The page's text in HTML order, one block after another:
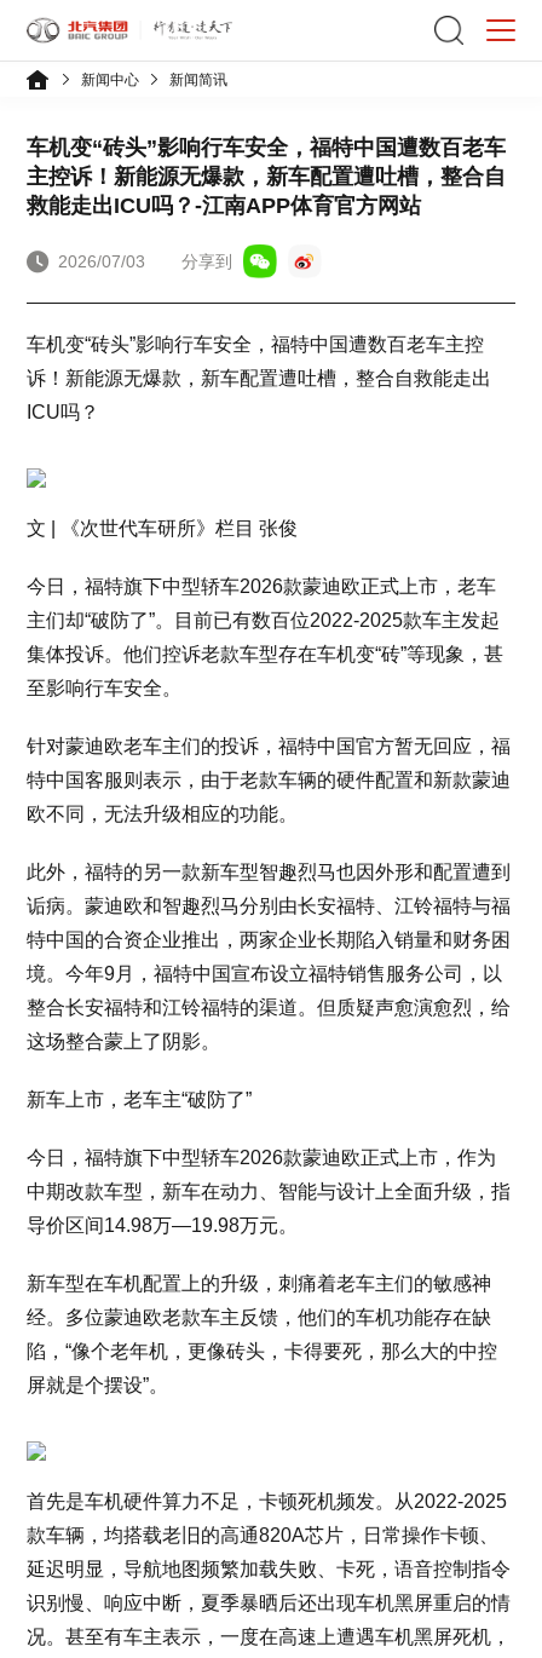
新闻中心 新闻简讯
车机变“砖头”影响行车安全，福特中国遭数百老车
主控诉！新能源无爆款，新车配置遭吐槽，整合自
救能走出ICU吗？-江南APP体育官方网站
2026/07/03 分享到
车机变“砖头”影响行车安全，福特中国遭数百老车主控
诉！新能源无爆款，新车配置遭吐槽，整合自救能走出
ICU吗？
文 | 《次世代车研所》栏目 张俊
今日，福特旗下中型轿车2026款蒙迪欧正式上市，老车
主们却“破防了”。目前已有数百位2022-2025款车主发起
集体投诉。他们控诉老款车型存在车机变“砖”等现象，甚
至影响行车安全。
针对蒙迪欧老车主们的投诉，福特中国官方暂无回应，福
特中国客服则表示，由于老款车辆的硬件配置和新款蒙迪
欧不同，无法升级相应的功能。
此外，福特的另一款新车型智趣烈马也因外形和配置遭到
诟病。蒙迪欧和智趣烈马分别由长安福特、江铃福特与福
特中国的合资企业推出，两家企业长期陷入销量和财务困
境。今年9月，福特中国宣布设立福特销售服务公司，以
整合长安福特和江铃福特的渠道。但质疑声愈演愈烈，给
这场整合蒙上了阴影。
新车上市，老车主“破防了”
今日，福特旗下中型轿车2026款蒙迪欧正式上市，作为
中期改款车型，新车在动力、智能与设计上全面升级，指
导价区间14.98万—19.98万元。
新车型在车机配置上的升级，刺痛着老车主们的敏感神
经。多位蒙迪欧老款车主反馈，他们的车机功能存在缺
陷，“像个老年机，更像砖头，卡得要死，那么大的中控
屏就是个摆设”。
首先是车机硬件算力不足，卡顿死机频发。从2022-2025
款车辆，均搭载老旧的高通820A芯片，日常操作卡顿、
延迟明显，导航地图频繁加载失败、卡死，语音控制指令
识别慢、响应中断，夏季暴晒后还出现车机黑屏重启的情
况。甚至有车主表示，一度在高速上遭遇车机黑屏死机，